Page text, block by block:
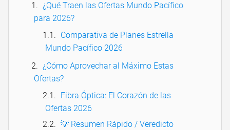
¿Qué Traen las Ofertas Mundo Pacífico
para 2026?
Comparativa de Planes Estrella
Mundo Pacífico 2026
¿Cómo Aprovechar al Máximo Estas
Ofertas?
Fibra Óptica: El Corazón de las
Ofertas 2026
💡 Resumen Rápido / Veredicto